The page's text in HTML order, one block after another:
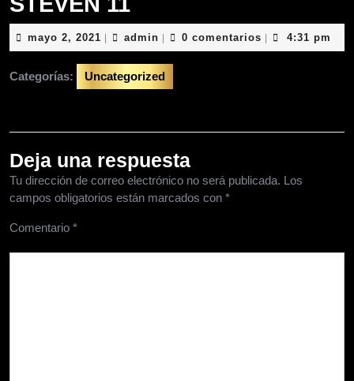
mayo 2, 2021 mayo
2,
2021
admin admin0 comentarios 4:31 pm
Categorías: Uncategorized
Deja una respuesta
Tu dirección de correo electrónico no será publicada. Los
campos obligatorios están marcados con *
Comentario *